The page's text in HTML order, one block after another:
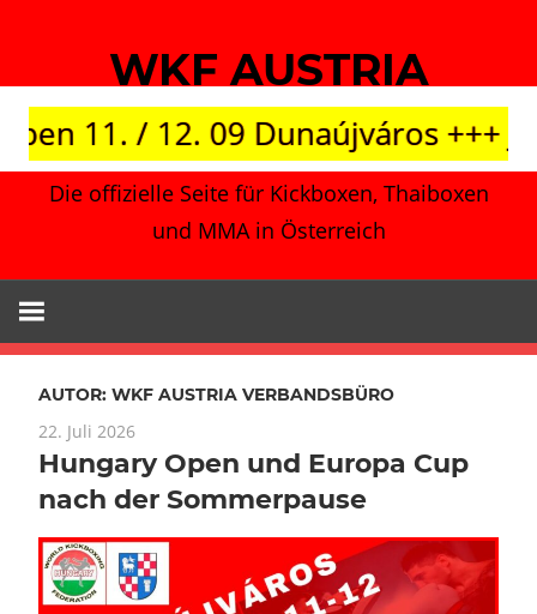
springen
WKF AUSTRIA
/ 12. 09 Dunaújváros +++ Japan
Die offizielle Seite für Kickboxen, Thaiboxen
und MMA in Österreich
AUTOR: WKF AUSTRIA VERBANDSBÜRO
22. Juli 2026
Hungary Open und Europa Cup
nach der Sommerpause